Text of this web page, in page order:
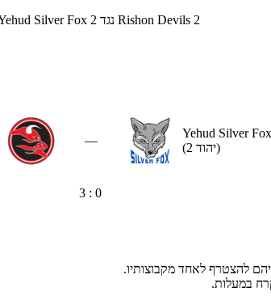
» Yehud Silver Fox 2 נגד Rishon Devils 2
—
Yehud Silver
(יהוד 2)
3 : 0
במעלות.